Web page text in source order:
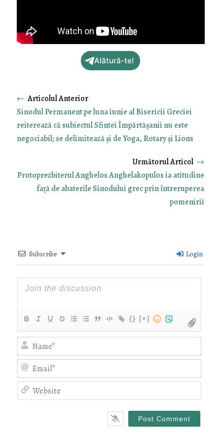
Alătură-te!
←
Sinodul Permanent pe luna iunie al Bisericii Greciei
reiterează că subiectul Sfintei Împărtășanii nu este
negociabil; se delimitează și de Yoga, Rotary și Lions
Protoprezbiterul Anghelos Anghelakopulos ia atitudine
față de abaterile Sinodului grec prin întreruperea
pomenirii
→
Subscribe Login
{} [+]